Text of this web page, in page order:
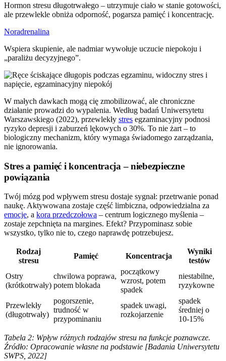
Hormon stresu długotrwałego – utrzymuje ciało w stanie gotowości,
ale przewlekle obniża odporność, pogarsza pamięć i koncentrację.
Noradrenalina
Wspiera skupienie, ale nadmiar wywołuje uczucie niepokoju i
„paraliżu decyzyjnego”.
W małych dawkach mogą cię zmobilizować, ale chroniczne
działanie prowadzi do wypalenia. Według badań Uniwersytetu
Warszawskiego (2022), przewlekły stres egzaminacyjny podnosi
ryzyko depresji i zaburzeń lękowych o 30%. To nie żart – to
biologiczny mechanizm, który wymaga świadomego zarządzania,
nie ignorowania.
Stres a pamięć i koncentracja – niebezpieczne
powiązania
Twój mózg pod wpływem stresu dostaje sygnał: przetrwanie ponad
naukę. Aktywowana zostaje część limbiczna, odpowiedzialna za
emocje, a kora przedczołowa – centrum logicznego myślenia –
zostaje zepchnięta na margines. Efekt? Przypominasz sobie
wszystko, tylko nie to, czego naprawdę potrzebujesz.
Rodzaj
stresu
Pamięć Koncentracja
Wyniki
testów
Ostry
(krótkotrwały)
chwilowa poprawa,
potem blokada
początkowy
wzrost, potem
spadek
niestabilne,
ryzykowne
Przewlekły
(długotrwały)
pogorszenie,
trudność w
przypominaniu
spadek uwagi,
rozkojarzenie
spadek
średniej o
10-15%
Tabela 2: Wpływ różnych rodzajów stresu na funkcje poznawcze.
Źródło: Opracowanie własne na podstawie [Badania Uniwersytetu
SWPS, 2022]